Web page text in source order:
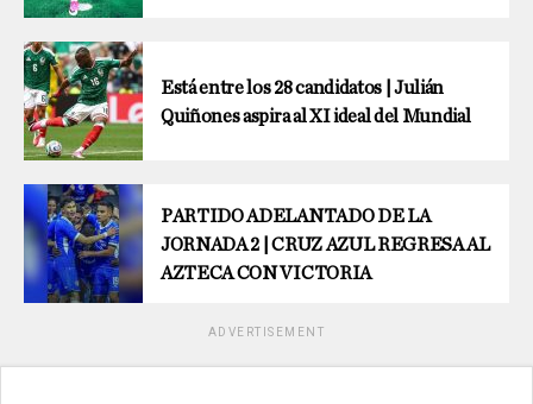
Está entre los 28 candidatos | Julián
Quiñones aspira al XI ideal del Mundial
PARTIDO ADELANTADO DE LA
JORNADA 2 | CRUZ AZUL REGRESA AL
AZTECA CON VICTORIA
ADVERTISEMENT